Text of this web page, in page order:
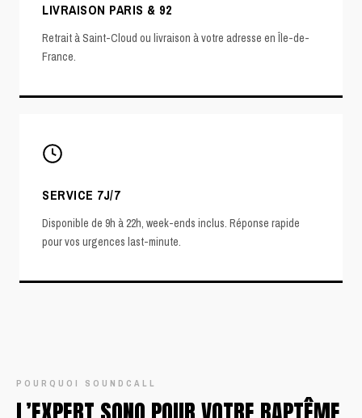
LIVRAISON PARIS & 92
Retrait à Saint-Cloud ou livraison à votre adresse en Île-de-
France.
SERVICE 7J/7
Disponible de 9h à 22h, week-ends inclus. Réponse rapide
pour vos urgences last-minute.
POURQUOI SOUNDCALL